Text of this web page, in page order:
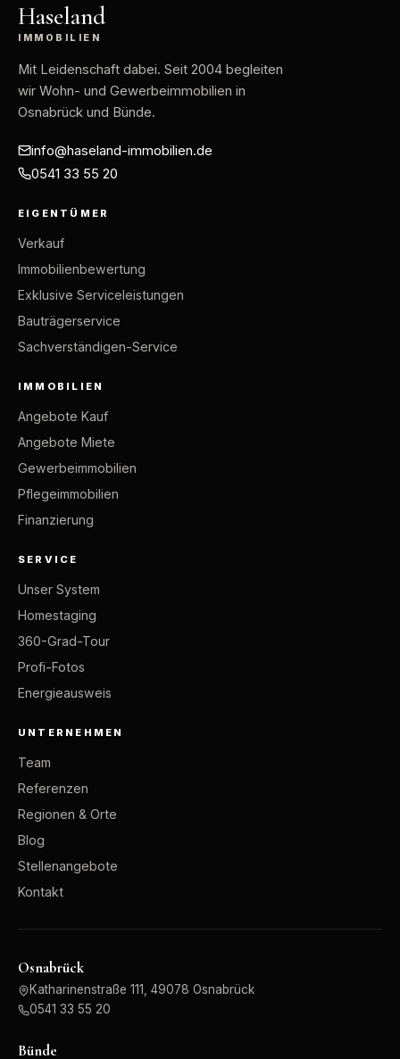
Haseland
IMMOBILIEN
Mit Leidenschaft dabei. Seit 2004 begleiten
wir Wohn- und Gewerbeimmobilien in
Osnabrück und Bünde.
info@haseland-immobilien.de
0541 33 55 20
EIGENTÜMER
Verkauf
Immobilienbewertung
Exklusive Serviceleistungen
Bauträgerservice
Sachverständigen-Service
IMMOBILIEN
Angebote Kauf
Angebote Miete
Gewerbeimmobilien
Pflegeimmobilien
Finanzierung
SERVICE
Unser System
Homestaging
360-Grad-Tour
Profi-Fotos
Energieausweis
UNTERNEHMEN
Team
Referenzen
Regionen & Orte
Blog
Stellenangebote
Kontakt
Osnabrück
Katharinenstraße 111, 49078 Osnabrück
0541 33 55 20
Bünde